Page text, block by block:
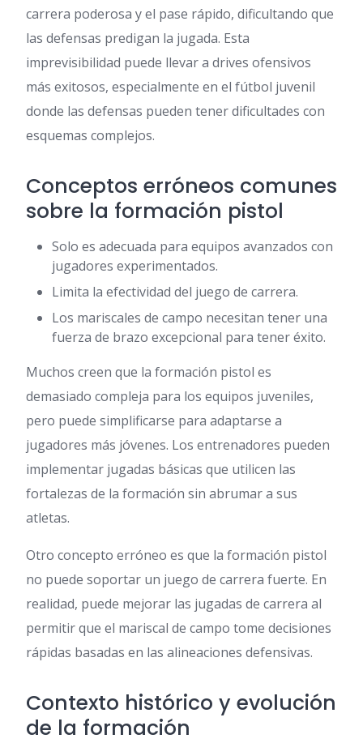
carrera poderosa y el pase rápido, dificultando que
las defensas predigan la jugada. Esta
imprevisibilidad puede llevar a drives ofensivos
más exitosos, especialmente en el fútbol juvenil
donde las defensas pueden tener dificultades con
esquemas complejos.
Conceptos erróneos comunes
sobre la formación pistol
Solo es adecuada para equipos avanzados con
jugadores experimentados.
Limita la efectividad del juego de carrera.
Los mariscales de campo necesitan tener una
fuerza de brazo excepcional para tener éxito.
Muchos creen que la formación pistol es
demasiado compleja para los equipos juveniles,
pero puede simplificarse para adaptarse a
jugadores más jóvenes. Los entrenadores pueden
implementar jugadas básicas que utilicen las
fortalezas de la formación sin abrumar a sus
atletas.
Otro concepto erróneo es que la formación pistol
no puede soportar un juego de carrera fuerte. En
realidad, puede mejorar las jugadas de carrera al
permitir que el mariscal de campo tome decisiones
rápidas basadas en las alineaciones defensivas.
Contexto histórico y evolución
de la formación